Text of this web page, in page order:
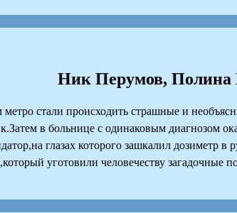
Ник Перумов, Полина
стали происходить страшные и
в больнице с одинаковым диагнозом
глазах которого зашкалил дозиметр
уготовили человечеству загадочные